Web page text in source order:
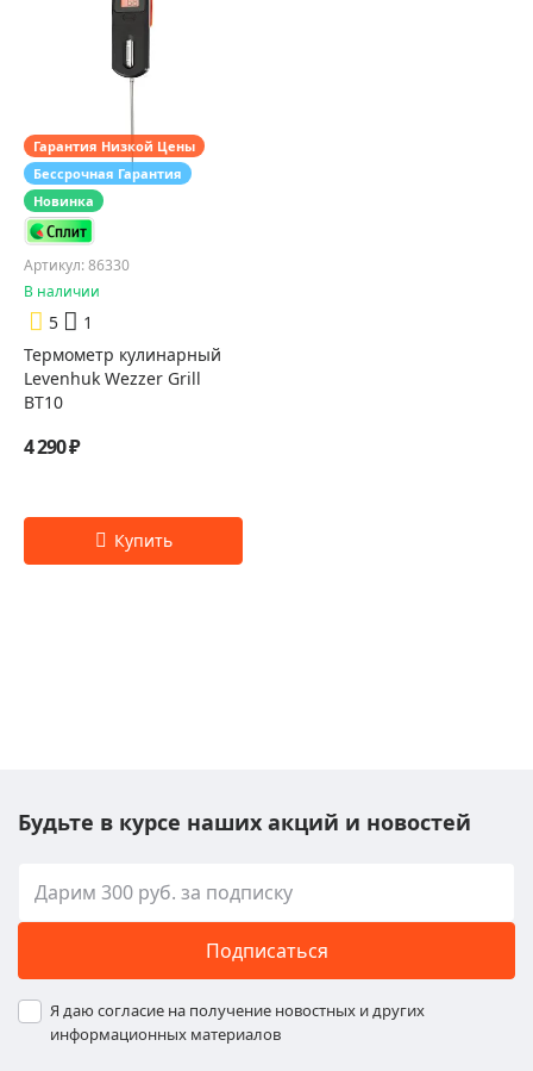
Гарантия Низкой Цены
Бессрочная Гарантия
Новинка
Артикул: 86330
В наличии
5
1
Термометр кулинарный
Levenhuk Wezzer Grill
BT10
4 290 ₽
Будьте в курсе наших акций и новостей
Подписаться
Я даю согласие на получение новостных и других
информационных материалов